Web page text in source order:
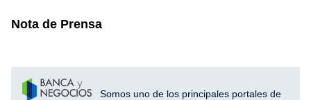
Nota de Prensa
Somos uno de los principales portales de